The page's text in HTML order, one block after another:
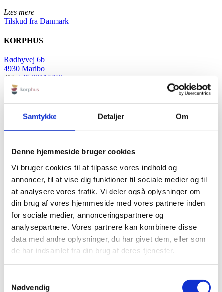
Samtykke Detaljer Om
Denne hjemmeside bruger cookies
Vi bruger cookies til at tilpasse vores indhold og
annoncer, til at vise dig funktioner til sociale medier og til
at analysere vores trafik. Vi deler også oplysninger om
din brug af vores hjemmeside med vores partnere inden
for sociale medier, annonceringspartnere og
analysepartnere. Vores partnere kan kombinere disse
data med andre oplysninger, du har givet dem, eller som
de har indsamlet fra din brug af deres tjenester.
Nødvendig
Læs mere
Tilskud fra Danmark
KORPHUS
Rødbyvej 6b
4930 Maribo
Tlf:
+45 23115758
Mail: info@korphus.dk
CVR 35376933
@2026 korphus
Handelsbetingelser
Bliv en del af Korphus !
Handelsbetingelser
Persondata & cookiepolitik
Facebook